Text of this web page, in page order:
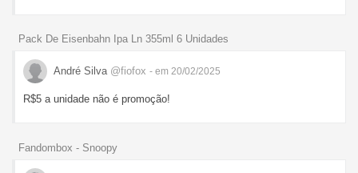
Pack De Eisenbahn Ipa Ln 355ml 6 Unidades
André Silva @fiofox - em 20/02/2025
R$5 a unidade não é promoção!
Fandombox - Snoopy